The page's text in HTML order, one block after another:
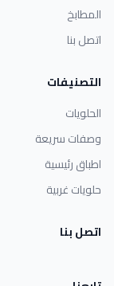
المطابخ
اتصل بنا
التصنيفات
الحلويات
وصفات سريعة
اطباق رئيسية
حلويات غربية
اتصل بنا